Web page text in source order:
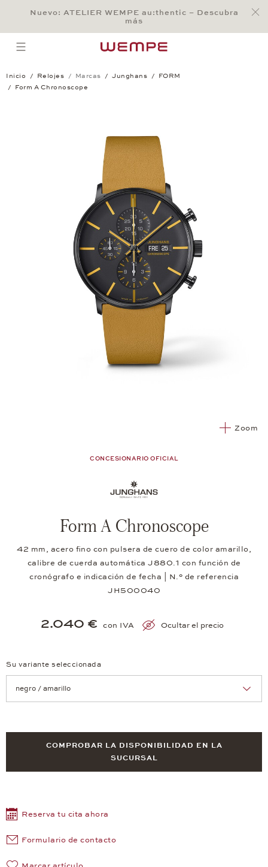
Main Content
Main Menu
Search
Footer
Nuevo: ATELIER WEMPE au:thentic – Descubra
más
open menu
Inicio Relojes Marcas Junghans
FORM
Form A Chronoscope
Zoom
CONCESIONARIO OFICIAL
Form A Chronoscope
42 mm, acero fino con pulsera de cuero de color amarillo,
calibre de cuerda automática J880.1 con función de
cronógrafo e indicación de fecha | N.° de referencia
JH500040
2.040 € con IVA Ocultar el precio
Su variante seleccionada
COMPROBAR LA DISPONIBILIDAD EN LA
SUCURSAL
Reserva tu cita ahora
Formulario de contacto